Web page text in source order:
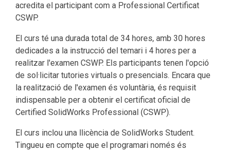
acredita el participant com a Professional Certificat
CSWP.
El curs té una durada total de 34 hores, amb 30 hores
dedicades a la instrucció del temari i 4 hores per a
realitzar l'examen CSWP. Els participants tenen l'opció
de sol·licitar tutories virtuals o presencials. Encara que
la realització de l'examen és voluntària, és requisit
indispensable per a obtenir el certificat oficial de
Certified SolidWorks Professional (CSWP).
El curs inclou una llicència de SolidWorks Student.
Tingueu en compte que el programari només és